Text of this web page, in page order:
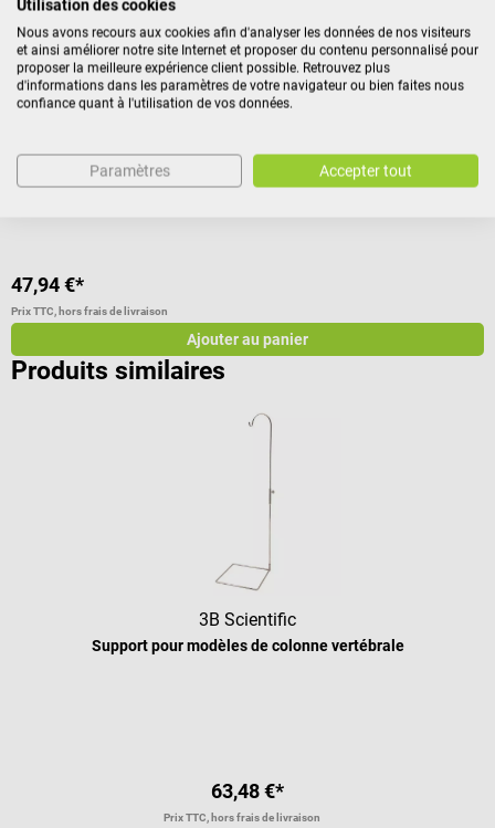
Lampe de diagnostic rechargeable «Lûx»
Pour le contrôle de la réaction pupillaire & l'éclairage des cavités
corporelles
47,94 €*
Prix TTC, hors frais de livraison
Ajouter au panier
Produits similaires
3B Scientific
Support pour modèles de colonne vertébrale
63,48 €*
Prix TTC, hors frais de livraison
Utilisation des cookies
Nous avons recours aux cookies afin d'analyser les données de nos visiteurs
et ainsi améliorer notre site Internet et proposer du contenu personnalisé pour
proposer la meilleure expérience client possible. Retrouvez plus
d'informations dans les paramètres de votre navigateur ou bien faites nous
confiance quant à l'utilisation de vos données.
Paramètres Accepter tout